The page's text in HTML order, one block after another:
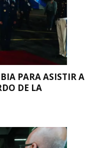
PARA ASISTIR A
DE LA